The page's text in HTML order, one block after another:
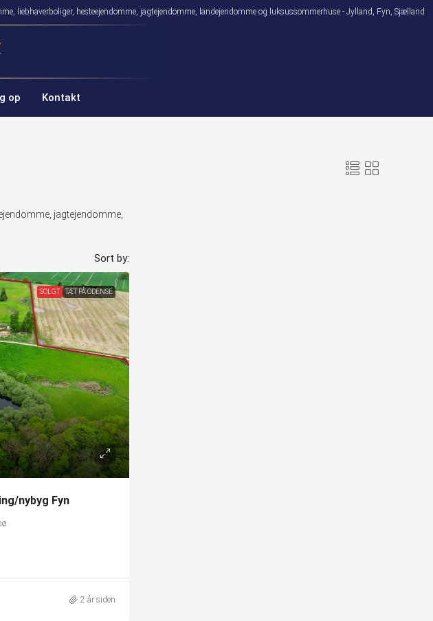
liebhaverboliger, hesteejendomme, jagtejendomme, landejendomme og luksussommerhuse - Jylland, Fyn, Sjælland
op Kontakt
jagtejendomme,
Sort by:
SOLGT TÆT PÅ ODENSE
nybyg Fyn
2 år siden